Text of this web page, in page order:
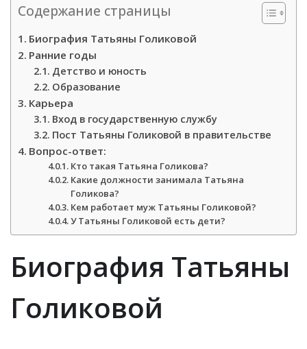
Содержание страницы
Биография Татьяны Голиковой
Ранние годы
Детство и юность
Образование
Карьера
Вход в государственную службу
Пост Татьяны Голиковой в правительстве
Вопрос-ответ:
Кто такая Татьяна Голикова?
Какие должности занимала Татьяна
Голикова?
Кем работает муж Татьяны Голиковой?
У Татьяны Голиковой есть дети?
Биография Татьяны
Голиковой